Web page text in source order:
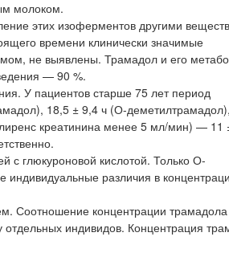
молоком.
этих изоферментов другими
времени клинически значимые
не выявлены. Трамадол и его
— 90 %.
У пациентов старше 75 лет период
18,5 ± 9,4 ч (О-
креатинина менее 5 мл/мин) — 11
с глюкуроновой кислотой. Только О-
различия в
Соотношение концентрации
индивидов. Концентрация